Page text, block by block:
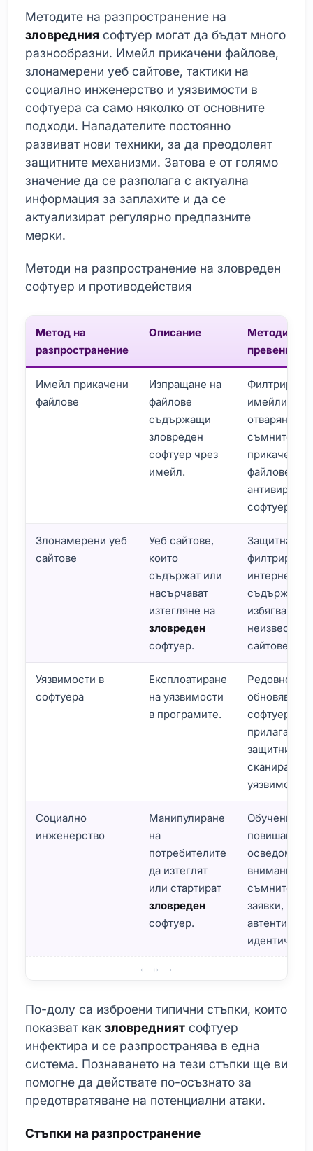
Методите на разпространение на
зловредния софтуер могат да бъдат много
разнообразни. Имейл прикачени файлове,
злонамерени уеб сайтове, тактики на
социално инженерство и уязвимости в
софтуера са само няколко от основните
подходи. Нападателите постоянно
развиват нови техники, за да преодолеят
защитните механизми. Затова е от голямо
значение да се разполага с актуална
информация за заплахите и да се
актуализират регулярно предпазните
мерки.
Методи на разпространение на зловреден
софтуер и противодействия
Метод на
разпространение
Описание
Методи за
превенция
Имейл прикачени
файлове
Изпращане на
файлове
съдържащи
зловреден
софтуер чрез
имейл.
Филтриране
имейли, не
отваряне на
съмнителни
прикачени
файлове,
антивирусен
софтуер.
Злонамерени уеб
сайтове
Уеб сайтове,
които
съдържат или
насърчават
изтегляне на
зловреден
софтуер.
Защитна
филтриране
интернет
избягване
неизвестни
сайтове.
Уязвимости в
софтуера
Експлоатиране
на уязвимости
в програмите.
Редовно
обновяване
софтуера,
прилагане
защитни
сканиране
уязвимости.
Социално
инженерство
Манипулиране
на
потребителите
да изтеглят
или стартират
зловреден
софтуер.
Обучения за
повишаване
внимание
съмнителни
заявки,
По-долу са изброени типични стъпки, които
показват как зловредният софтуер
инфектира и се разпространява в една
система. Познаването на тези стъпки ще ви
помогне да действате по-осъзнато за
предотвратяване на потенциални атаки.
Стъпки на разпространение